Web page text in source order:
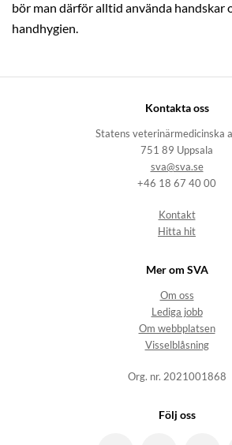
bör man därför alltid använda handskar
handhygien.
Kontakta oss
Statens veterinärmedicinska
751 89 Uppsala
sva@sva.se
+46 18 67 40 00
Kontakt
Hitta hit
Mer om SVA
Om oss
Lediga jobb
Om webbplatsen
Visselblåsning
Org. nr. 2021001868
Följ oss